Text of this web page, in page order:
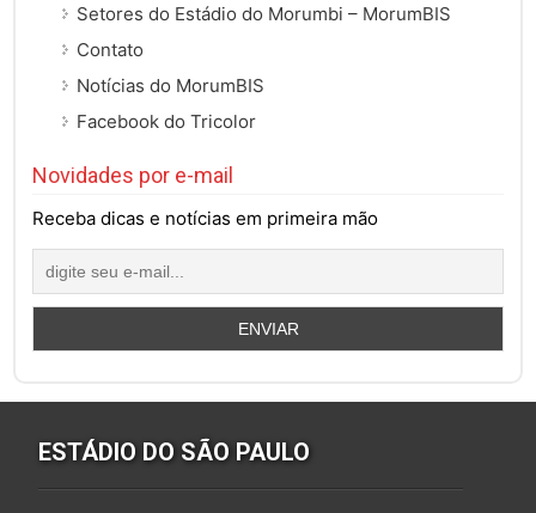
Setores do Estádio do Morumbi – MorumBIS
Contato
Notícias do MorumBIS
Facebook do Tricolor
Novidades por e-mail
Receba dicas e notícias em primeira mão
ESTÁDIO DO SÃO PAULO